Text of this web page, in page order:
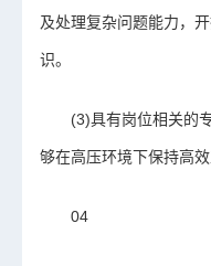
及处理复杂问题能力，
识。
(3)具有岗位相关的
够在高压环境下保持高效
04